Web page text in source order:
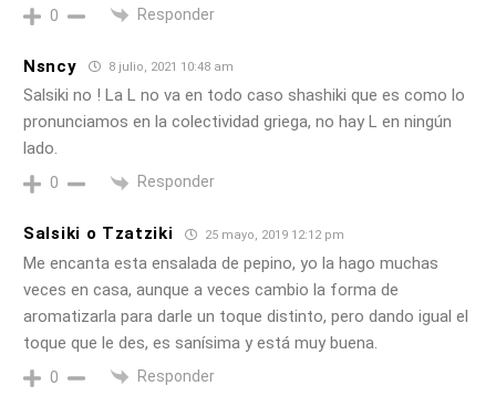
0 Responder
Nsncy 8 julio, 2021 10:48 am
Salsiki no ! La L no va en todo caso shashiki que es como lo
pronunciamos en la colectividad griega, no hay L en ningún
lado.
0 Responder
Salsiki o Tzatziki 25 mayo, 2019 12:12 pm
Me encanta esta ensalada de pepino, yo la hago muchas
veces en casa, aunque a veces cambio la forma de
aromatizarla para darle un toque distinto, pero dando igual el
toque que le des, es sanísima y está muy buena.
0 Responder